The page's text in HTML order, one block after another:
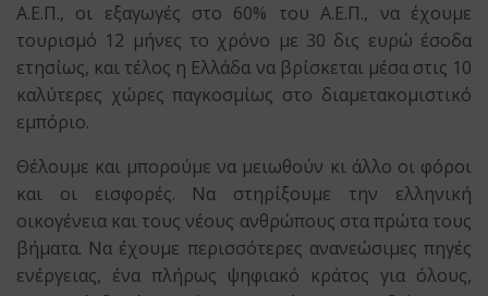
Α.Ε.Π., οι εξαγωγές στο 60% του Α.Ε.Π., να έχουμε
τουρισμό 12 μήνες το χρόνο με 30 δις ευρώ έσοδα
ετησίως, και τέλος η Ελλάδα να βρίσκεται μέσα στις 10
καλύτερες χώρες παγκοσμίως στο διαμετακομιστικό
εμπόριο.
Θέλουμε και μπορούμε να μειωθούν κι άλλο οι φόροι
και οι εισφορές. Να στηρίξουμε την ελληνική
οικογένεια και τους νέους ανθρώπους στα πρώτα τους
βήματα. Να έχουμε περισσότερες ανανεώσιμες πηγές
ενέργειας, ένα πλήρως ψηφιακό κράτος για όλους,